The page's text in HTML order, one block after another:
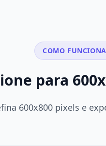
COMO FUNCIONA
para
600x800 pixels e